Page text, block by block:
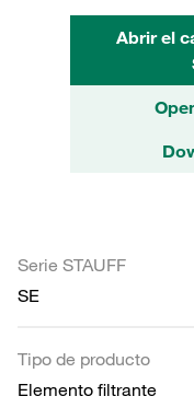
Abrir el
Serie STAUFF
SE
Tipo de producto
Elemento filtrante